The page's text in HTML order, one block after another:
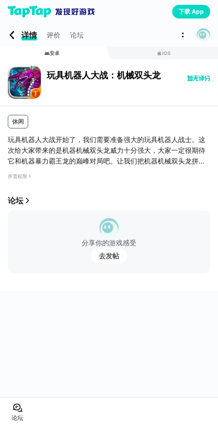
下载 App
详情 评价 论坛
安卓 iOS
玩具机器人大战：机械双头龙
休闲
玩具机器人大战开始了，我们需要准备强大的玩具机器人战士。这
次给大家带来的是机器机械双头龙威力十分强大，大家一定很期待
它和机器暴力霸王龙的巅峰对局吧。让我们把机器机械双头龙拼装
所需权限
论坛
分享你的游戏感受
去发帖
论坛